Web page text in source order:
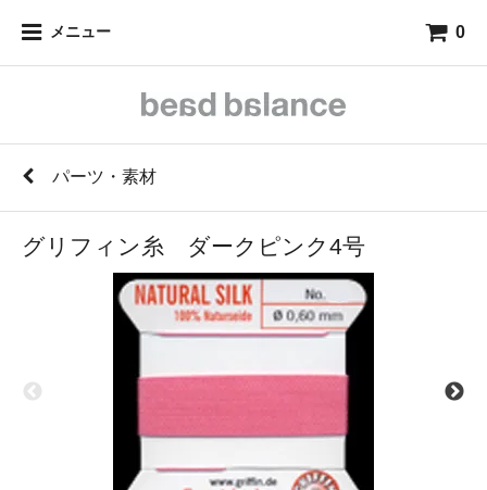
メニュー 0
パーツ・素材
グリフィン糸 ダークピンク4号